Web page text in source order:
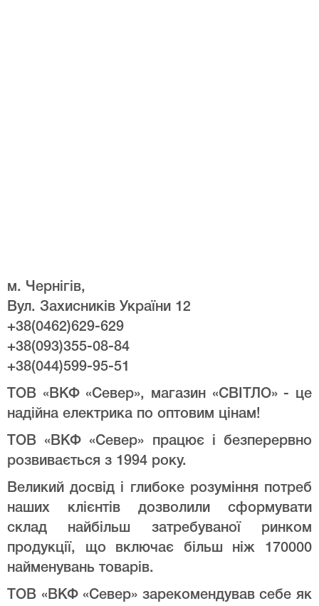
м. Чернігів,
Вул. Захисників України 12
+38(0462)629-629
+38(093)355-08-84
+38(044)599-95-51
ТОВ «ВКФ «Север», магазин «СВІТЛО» - це
надійна електрика по оптовим цінам!
ТОВ «ВКФ «Север» працює і безперервно
розвивається з 1994 року.
Великий досвід і глибоке розуміння потреб
наших клієнтів дозволили сформувати
склад найбільш затребуваної ринком
продукції, що включає більш ніж 170000
найменувань товарів.
ТОВ «ВКФ «Север» зарекомендував себе як